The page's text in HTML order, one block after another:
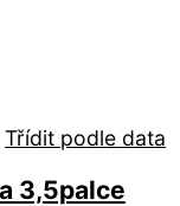
Třídit podle data
3,5palce